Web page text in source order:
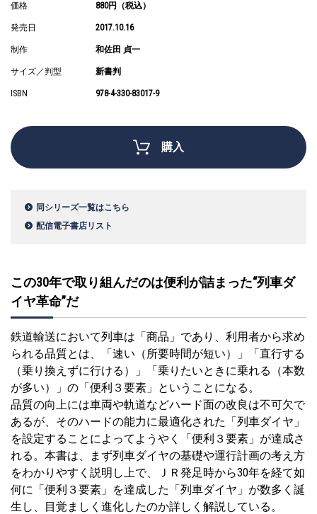
価格 880円（税込）
発売日 2017.10.16
制作 和佐田 貞一
サイズ／判型 新書判
ISBN 978-4-330-83017-9
購入
同シリーズ一覧はこちら
配信電子書店リスト
この30年で取り組んだのは便利が詰まった“列車ダ
イヤ革命”だ
鉄道輸送において列車は「商品」であり、利用者から求め
られる品質とは、「速い（所要時間が短い）」「直行する
（乗り換えずに行ける）」「乗りたいときに乗れる（本数
が多い）」の「便利３要素」ということになる。
品質の向上には車両や軌道などハード面の改良は不可欠で
あるが、そのハードの能力に最適化された「列車ダイヤ」
を設定することによってようやく「便利３要素」が達成さ
れる。本書は、まず列車ダイヤの基礎や運行計画の考え方
をわかりやすく説明し上で、ＪＲ発足時から30年を経て如
何に「便利３要素」を達成した「列車ダイヤ」が数多く誕
生し、目覚ましく進化したのか詳しく解説している。